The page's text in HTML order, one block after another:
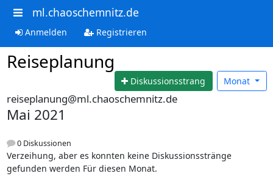
ml.chaoschemnitz.de
Anmelden Registrieren
Reiseplanung
Diskussionsstrang Monat
reiseplanung@ml.chaoschemnitz.de
Mai 2021
0 Diskussionen
Verzeihung, aber es konnten keine Diskussionsstränge
gefunden werden Für diesen Monat.